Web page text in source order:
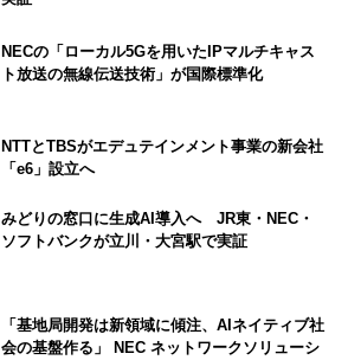
NECの「ローカル5Gを用いたIPマルチキャス
ト放送の無線伝送技術」が国際標準化
NTTとTBSがエデュテインメント事業の新会社
「e6」設立へ
みどりの窓口に生成AI導入へ JR東・NEC・
ソフトバンクが立川・大宮駅で実証
「基地局開発は新領域に傾注、AIネイティブ社
会の基盤作る」 NEC ネットワークソリューシ